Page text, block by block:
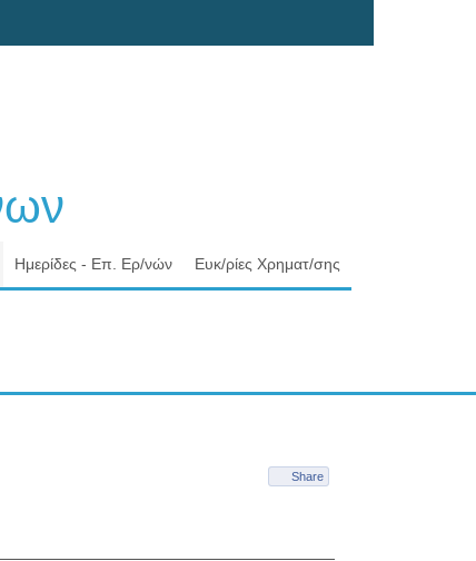
Ημερίδες - Επ. Ερ/νών Ευκ/ρίες Χρηματ/σης
Share